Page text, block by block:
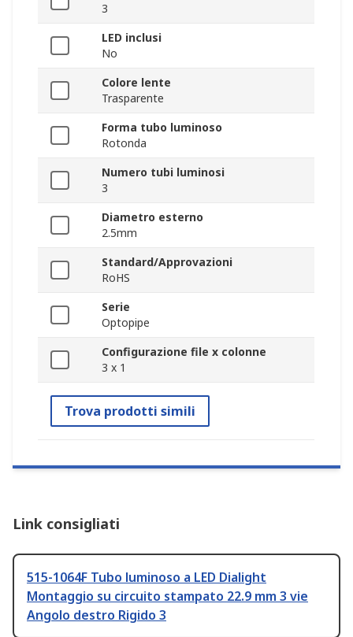
3
LED inclusi
No
Colore lente
Trasparente
Forma tubo luminoso
Rotonda
Numero tubi luminosi
3
Diametro esterno
2.5mm
Standard/Approvazioni
RoHS
Serie
Optopipe
Configurazione file x colonne
3 x 1
Trova prodotti simili
Link consigliati
515-1064F Tubo luminoso a LED Dialight
Montaggio su circuito stampato 22.9 mm 3 vie
Angolo destro Rigido 3